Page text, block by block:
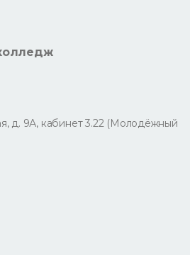
д. 9А, кабинет 3.22 (Молодёжный